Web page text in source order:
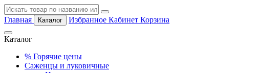
Главная Каталог Избранное Кабинет Корзина
Каталог
% Горячие цены
Саженцы и луковичные